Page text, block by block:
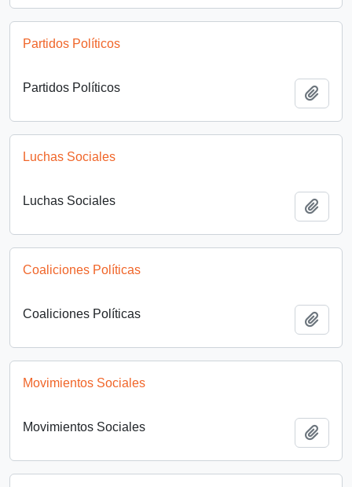
Partidos Políticos
Partidos Políticos
Luchas Sociales
Luchas Sociales
Coaliciones Políticas
Coaliciones Políticas
Movimientos Sociales
Movimientos Sociales